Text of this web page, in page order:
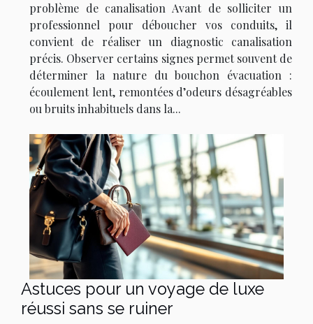
problème de canalisation Avant de solliciter un
professionnel pour déboucher vos conduits, il
convient de réaliser un diagnostic canalisation
précis. Observer certains signes permet souvent de
déterminer la nature du bouchon évacuation :
écoulement lent, remontées d’odeurs désagréables
ou bruits inhabituels dans la...
Astuces pour un voyage de luxe
réussi sans se ruiner